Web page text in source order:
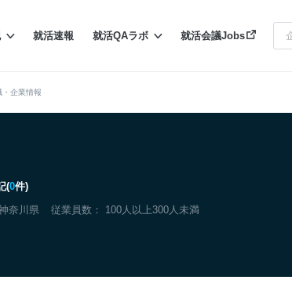
就活速報 就活QAラボ 就活会議Jobs
・企業情報
(0件)
奈川県 従業員数： 100人以上300人未満